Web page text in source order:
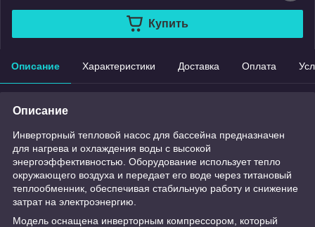
Купить
Описание Характеристики Доставка Оплата
Описание
Инверторный тепловой насос для бассейна предназначен
для нагрева и охлаждения воды с высокой
энергоэффективностью. Оборудование использует тепло
окружающего воздуха и передает его воде через титановый
теплообменник, обеспечивая стабильную работу и снижение
затрат на электроэнергию.
Модель оснащена инверторным компрессором, который